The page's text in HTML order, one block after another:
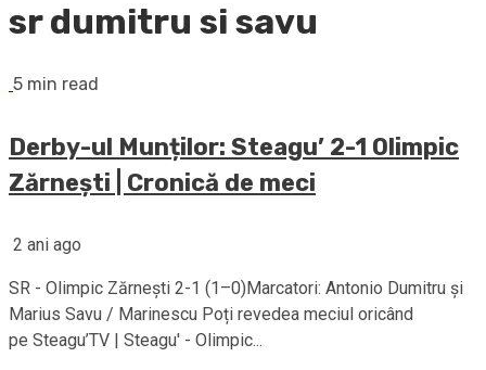
sr dumitru si savu
5 min read
Derby-ul Munților: Steagu’ 2-1 Olimpic
Zărnești | Cronică de meci
2 ani ago
SR - Olimpic Zărnești 2-1 (1–0)Marcatori: Antonio Dumitru și
Marius Savu / Marinescu Poți revedea meciul oricând
pe Steagu’TV | Steagu' - Olimpic...